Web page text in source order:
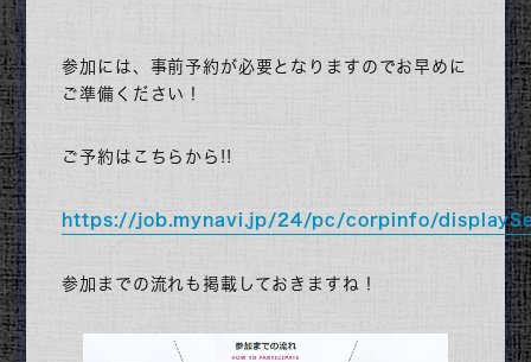
新潟県長岡で掴む暮らし
社内制度・教育制度・福利厚生
お知らせ
参加には、事前予約が必要となりますのでお早めに
ご準備ください！
ご予約はこちらから!!
https://job.mynavi.jp/24/pc/corpinfo/
参加までの流れも掲載しておきますね！